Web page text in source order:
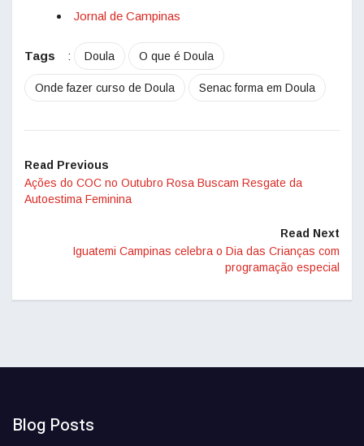
Jornal de Campinas
Tags : Doula O que é Doula
Onde fazer curso de Doula Senac forma em Doula
Read Previous
Ações do COC no Outubro Rosa Buscam Resgate da
Autoestima Feminina
Read Next
Iguatemi Campinas celebra o Dia das Crianças com
programação especial
Blog Posts